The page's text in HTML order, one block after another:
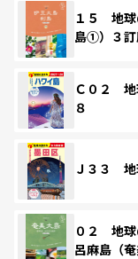
１５ 地
島①）３訂
Ｃ０２ 地
８
Ｊ３３
０２ 地
呂麻島（